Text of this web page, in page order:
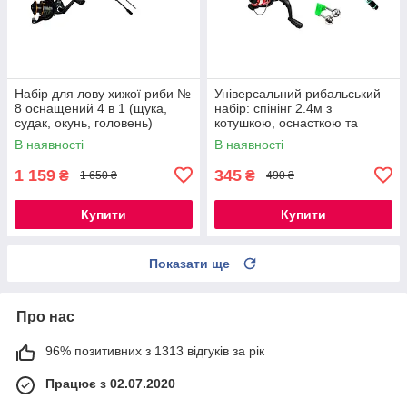
Набір для лову хижої риби №
8 оснащений 4 в 1 (щука,
судак, окунь, головень)
В наявності
1 159 ₴ 1 650 ₴
Купити
Універсальний рибальський
набір: спінінг 2.4м з
котушкою, оснасткою та
сигналізатором
В наявності
345 ₴ 490 ₴
Купити
Показати ще
Про нас
96% позитивних з 1313 відгуків за рік
Працює з 02.07.2020